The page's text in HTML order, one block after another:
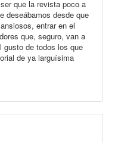
que la revista poco a
deseábamos desde que
entrar en el
que, seguro, van a
gusto de todos los que
de ya larguísima